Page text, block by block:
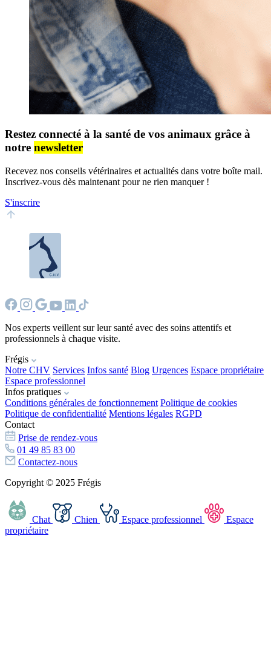
Restez connecté à la santé de vos animaux grâce à
notre newsletter
Recevez nos conseils vétérinaires et actualités dans votre boîte mail.
Inscrivez-vous dès maintenant pour ne rien manquer !
S'inscrire
Nos experts veillent sur leur santé avec des soins attentifs et
professionnels à chaque visite.
Frégis
Notre CHV Services Infos santé Blog Urgences Espace propriétaire
Espace professionnel
Infos pratiques
Conditions générales de fonctionnement Politique de cookies
Politique de confidentialité Mentions légales RGPD
Contact
Prise de rendez-vous
01 49 85 83 00
Contactez-nous
Copyright © 2025 Frégis
Chat Chien Espace professionnel
Espace
propriétaire